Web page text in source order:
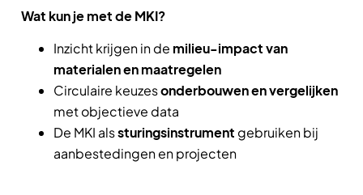
Wat kun je met de MKI?
Inzicht krijgen in de milieu-impact van
materialen en maatregelen
Circulaire keuzesonderbouwen en vergelijken
met objectieve data
De MKI alssturingsinstrumentgebruiken bij
aanbestedingen en projecten